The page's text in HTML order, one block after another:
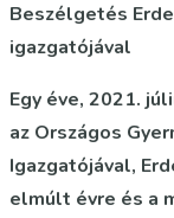
Beszélgetés
igazgatójával
Egy éve, 2021.
az Országos
Igazgatójával,
elmúlt évre és a